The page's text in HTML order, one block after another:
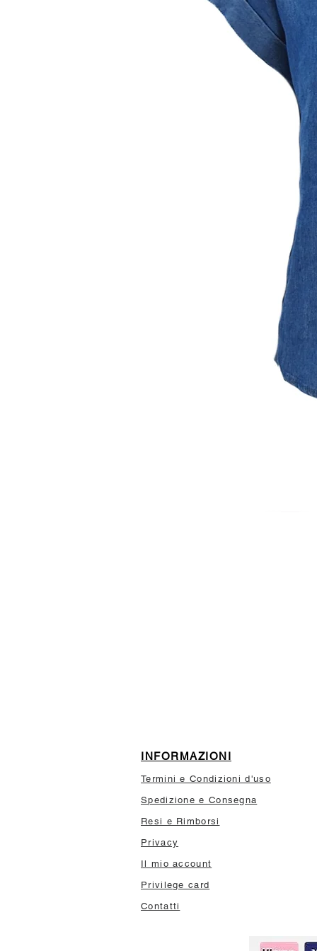
INFORMAZIONI
Termini e Condizioni d'uso
Spedizione e Consegna
Resi e Rimborsi
Privacy
Il mio account
Privilege card
Contatti